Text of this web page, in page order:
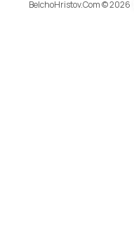
BelchoHristov.Com © 2026